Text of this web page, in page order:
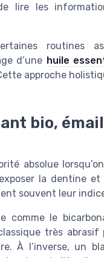
lire les
routines
d’une huile
approche
bio,
absolue
exposer la dentine
souvent leur
comme le
très
À l’inverse, un